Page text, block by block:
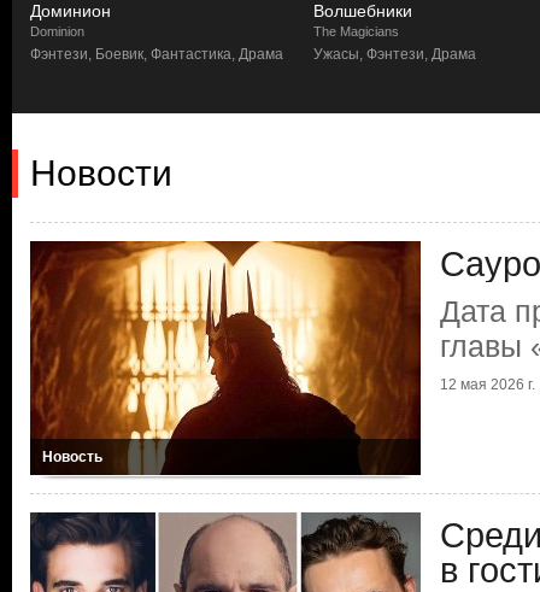
Доминион
Dominion
Фэнтези, Боевик, Фантастика, Драма
Волшебники
The Magicians
Ужасы, Фэнтези, Драма
Новости
Новость
Дата
главы
12 мая 2026 г.
в